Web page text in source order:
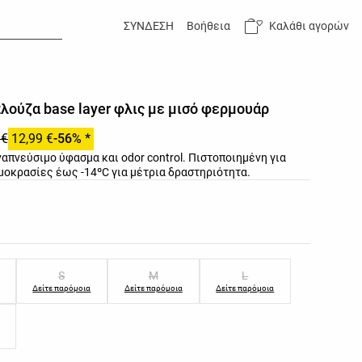
ΣΥΝΔΕΣΗ Βοήθεια Καλάθι αγορών
προϊόντος
base layer φλις με μισό φερμουάρ
12,99 €-56% *
ύφασμα και odor control. Πιστοποιημένη για
έως -14ºC για μέτρια δραστηριότητα.
προϊόντος
S
Δείτε παρόμοια
M
Δείτε παρόμοια
L
Δείτε παρόμοια